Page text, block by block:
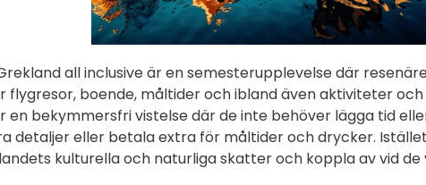
all inclusive är en semesterupplevelse där
flygresor, boende, måltider och ibland även aktiviteter
en bekymmersfri vistelse där de inte behöver lägga tid
detaljer eller betala extra för måltider och drycker.
kulturella och naturliga skatter och koppla av vid